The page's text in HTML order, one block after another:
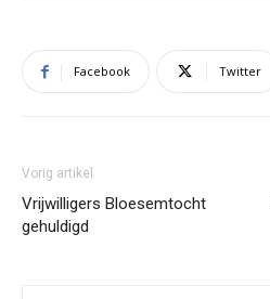
Facebook Twitter
Vorig artikel
Vrijwilligers Bloesemtocht
gehuldigd